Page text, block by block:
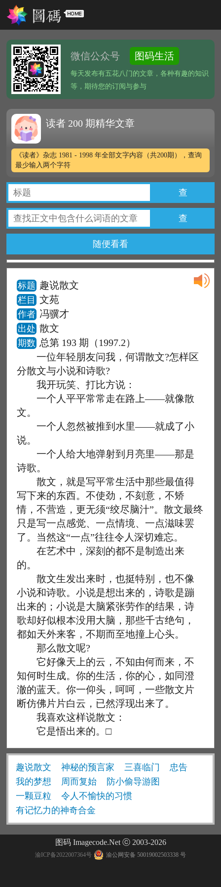
微信公众号 图码生活
每天发布有五花八门的文章，各种有趣的知识
等，期待您的订阅与参与
读者 200 期精华文章
《读者》杂志 1981 - 1998 年全部文字内容（共200期），查询
最少输入两个字符
查
查
随便看看
标题 趣说散文
栏目 文苑
作者 冯骥才
出处 散文
期数 总第 193 期（1997.2）
一位年轻朋友问我，何谓散文?怎样区
分散文与小说和诗歌?
我开玩笑、打比方说：
一个人平平常常走在路上——就像散
文。
一个人忽然被推到水里——就成了小
说。
一个人给大地弹射到月亮里——那是
诗歌。
散文，就是写平常生活中那些最值得
写下来的东西。不使劲，不刻意，不矫
情，不营造，更无须“绞尽脑汁”。散文最终
只是写一点感觉、一点情境、一点滋味罢
了。当然这“一点”往往令人深切难忘。
在艺术中，深刻的都不是制造出来
的。
散文生发出来时，也挺特别，也不像
小说和诗歌。小说是想出来的，诗歌是蹦
出来的；小说是大脑紧张劳作的结果，诗
歌却好似根本没用大脑，那些千古绝句，
都如天外来客，不期而至地撞上心头。
那么散文呢?
它好像天上的云，不知由何而来，不
知何时生成。你的生活，你的心，如同澄
澈的蓝天。你一仰头，呵呵，一些散文片
断仿佛片片白云，已然浮现出来了。
我喜欢这样说散文：
它是悟出来的。□
趣说散文 神秘的预言家 三喜临门
忠告
我的梦想
周而复始
防小偷导游图
一颗豆粒
令人不愉快的习惯
有记忆力的神奇合金
图码 Imagecode.Net ⓒ 2003-2026
渝ICP备2022007364号 渝公网安备 50019002503338 号